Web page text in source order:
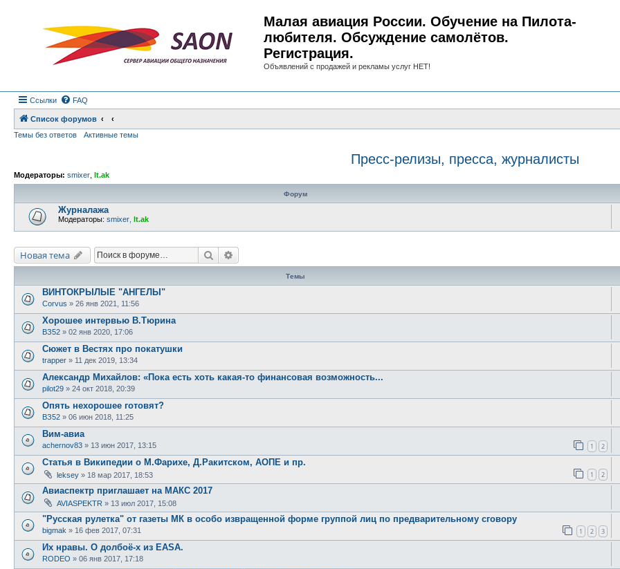
Малая авиация России. Обучение на Пилота-
любителя. Обсуждение самолётов.
Регистрация.
Объявлений с продажей и рекламы услуг НЕТ!
Ссылки FAQ
Список форумов
Темы без ответов
Активные темы
Пресс-релизы, пресса, журналисты
Модераторы: smixer lt.ak
Форум
Журналажа
Модераторы: smixer lt.ak
Новая тема Поиск
Темы
ВИНТОКРЫЛЫЕ "АНГЕЛЫ"
Corvus » 26 янв 2021, 11:56
Хорошее интервью В.Тюрина
ВЗ52 » 02 янв 2020, 17:06
Сюжет в Вестях про покатушки
trapper » 11 дек 2019, 13:34
Александр Михайлов: «Пока есть хоть какая-то финансовая возможность...
pilot29 » 24 окт 2018, 20:39
Опять нехорошее готовят?
ВЗ52 » 06 июн 2018, 11:25
Вим-авиа
achernov83 » 13 июн 2017, 13:15 1 2
Статья в Википедии о М.Фарихе, Д.Ракитском, АОПЕ и пр.
leksey » 18 мар 2017, 18:53 1 2
Авиаспектр приглашает на МАКС 2017
AVIASPEKTR » 13 июл 2017, 15:08
"Русская рулетка" от газеты МК в особо извращенной форме группой лиц по предварительному сговору
bigmak » 16 фев 2017, 07:31 1 2 3
Их нравы. О долбоё-х из EASA.
RODEO » 06 янв 2017, 17:18